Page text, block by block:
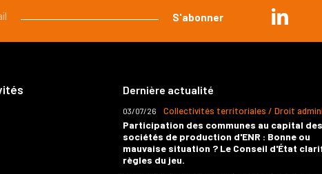
Dernière actualité
03/07/26 Collectivités territoriales / Droit
Participation des communes au capital des
sociétés de production d'ENR : Bonne ou
mauvaise situation ? Le Conseil d'État
règles du jeu.